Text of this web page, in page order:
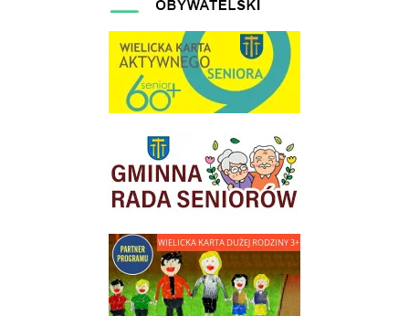
link do strony Wielicka Karta Aktywnego Seniora
link do strony Gminnej Rady Seniorow - Wieliczka
link do strony - Wielicka Karta Dużej Rodziny